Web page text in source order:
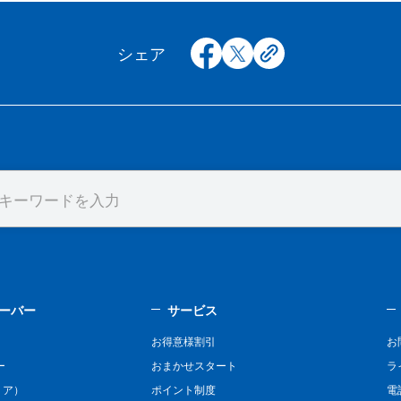
シェア facebook
x copy
バー
）
サービス
お得意様割引
おまかせスタート
ポイント制度
お
ラ
電